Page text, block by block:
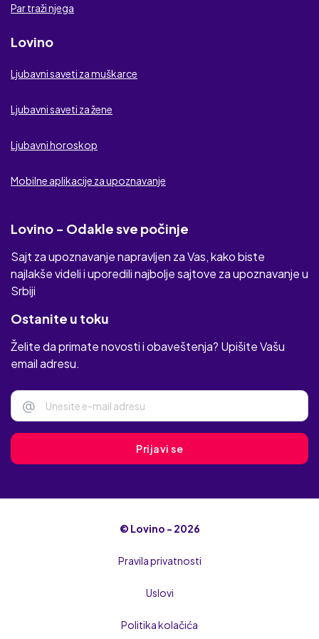
Flirtic
Elmaz
Par traži njega
Lovino
Ljubavni saveti za muškarce
Ljubavni saveti za žene
Ljubavni horoskop
Mobilne aplikacije za upoznavanje
Lovino - Odakle sve počinje
Sajt za upoznavanje napravljen za Vas, kako biste
najlakše videli i uporedili najbolje sajtove za upoznavanje u
Srbiji
Ostanite u toku
Želite da primate novosti i obaveštenja? Upišite Vašu
email adresu.
@
Prijavi se
© Lovino - 2026
Pravila privatnosti
Uslovi
Politika kolačića